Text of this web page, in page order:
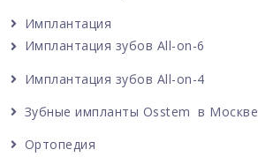
Имплантация
Имплантация зубов All-on-6
Имплантация зубов All-on-4
Зубные импланты Osstem в Москве
Ортопедия